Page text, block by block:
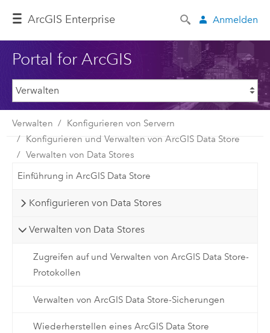
ArcGIS Enterprise Anmelden
Portal for ArcGIS
Verwalten
Konfigurieren von Servern
Konfigurieren und Verwalten von ArcGIS Data Store
Verwalten von Data Stores
Einführung in ArcGIS Data Store
Konfigurieren von Data Stores
Verwalten von Data Stores
Zugreifen auf und Verwalten von ArcGIS Data Store-
Protokollen
Verwalten von ArcGIS Data Store-Sicherungen
Wiederherstellen eines ArcGIS Data Store